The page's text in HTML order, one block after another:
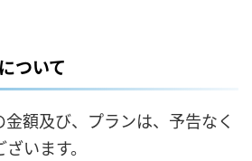
ついて
額及び、プランは、予告なく
います。